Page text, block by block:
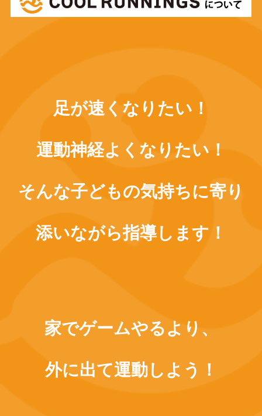
足が速くなりたい！
運動神経よくなりたい！
そんな子どもの気持ちに寄り
添いながら指導します！
家でゲームやるより、
外に出て運動しよう！